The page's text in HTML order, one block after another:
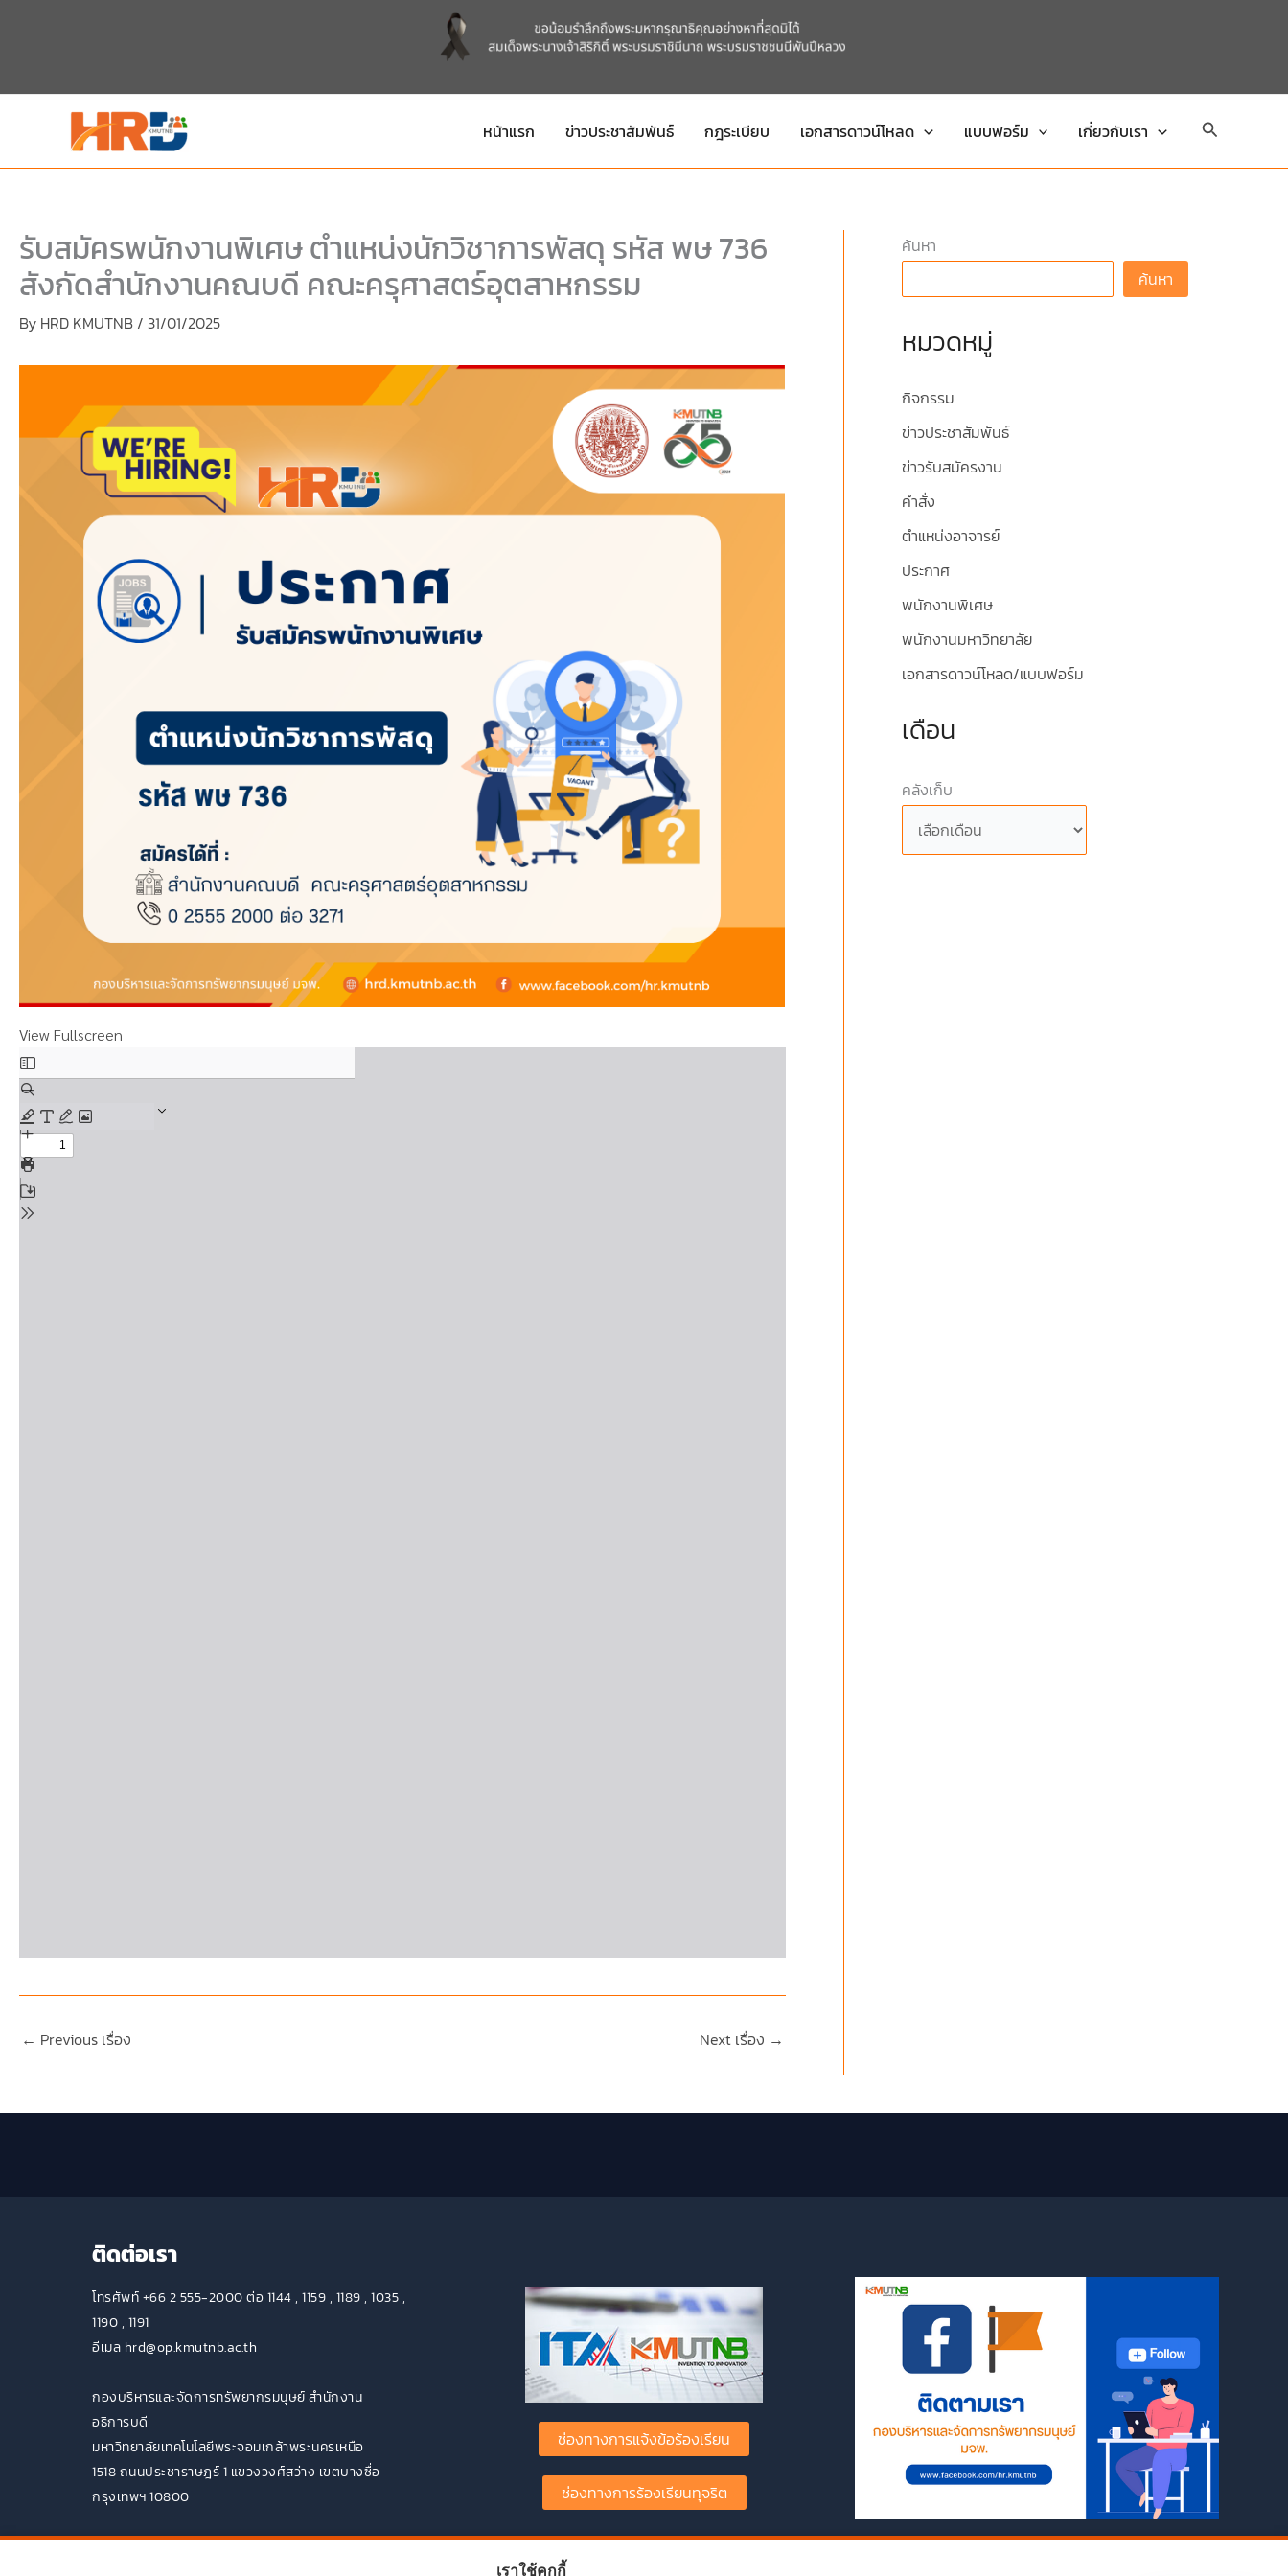
หน้าแรก ข่าวประชาสัมพันธ์ กฎระเบียบ เอกสารดาวน์โหลด แบบฟอร์ม เกี่ยวกับเรา Search
รับสมัครพนักงานพิเศษ ตำแหน่งนักวิชาการพัสดุ รหัส พษ 736
สังกัดสำนักงานคณบดี คณะครุศาสตร์อุตสาหกรรม
By HRD KMUTNB / 31/01/2025
View Fullscreen
← Previous เรื่อง Next เรื่อง →
ค้นหา
ค้นหา
หมวดหมู่
กิจกรรม
ข่าวประชาสัมพันธ์
ข่าวรับสมัครงาน
คำสั่ง
ตำแหน่งอาจารย์
ประกาศ
พนักงานพิเศษ
พนักงานมหาวิทยาลัย
เอกสารดาวน์โหลด/แบบฟอร์ม
เดือน
คลังเก็บ
เราใช้คุกกี้
ติดต่อเรา
โทรศัพท์ +66 2 555-2000 ต่อ 1144 , 1159 , 1189 , 1035 ,
1190 , 1191
อีเมล hrd@op.kmutnb.ac.th
กองบริหารและจัดการทรัพยากรมนุษย์ สำนักงาน
อธิการบดี
มหาวิทยาลัยเทคโนโลยีพระจอมเกล้าพระนครเหนือ
1518 ถนนประชาราษฎร์ 1 แขวงวงศ์สว่าง เขตบางซื่อ
กรุงเทพฯ 10800
ช่องทางการแจ้งข้อร้องเรียน
ช่องทางการร้องเรียนทุจริต